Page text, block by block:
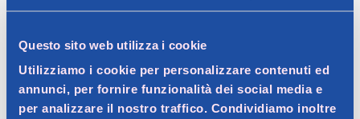
Questo sito web utilizza i cookie
Utilizziamo i cookie per personalizzare contenuti ed
annunci, per fornire funzionalità dei social media e
per analizzare il nostro traffico. Condividiamo inoltre